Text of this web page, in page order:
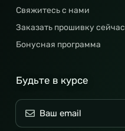
Свяжитесь с нами
Заказать прошивку сейчас
Бонусная программа
Будьте в курсе